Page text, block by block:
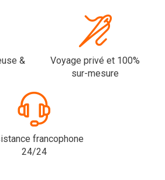
&
Voyage privé et 100%
sur-mesure
francophone
24/24